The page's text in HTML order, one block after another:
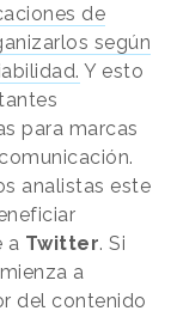
de
según
Y esto
para marcas
analistas este
a Twitter. Si
a
del contenido